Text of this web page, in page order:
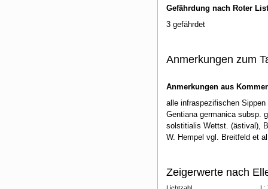
Gefährdung nach Roter
3 gefährdet
Anmerkungen zum
Anmerkungen aus
alle infraspezifischen
Gentiana germanica subsp.
solstitialis Wettst. (ästival),
W. Hempel vgl. Breitfeld et
Zeigerwerte nach